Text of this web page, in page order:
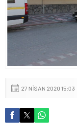
27 NISAN 2020 15:03